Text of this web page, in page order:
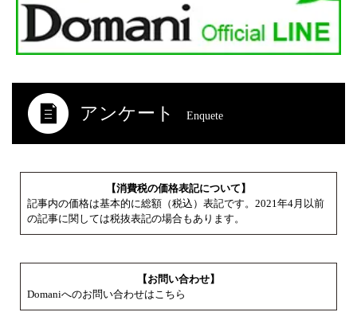
アンケート Enquete
【消費税の価格表記について】
記事内の価格は基本的に総額（税込）表記です。2021年4月以前
の記事に関しては税抜表記の場合もあります。
【お問い合わせ】
Domaniへのお問い合わせはこちら